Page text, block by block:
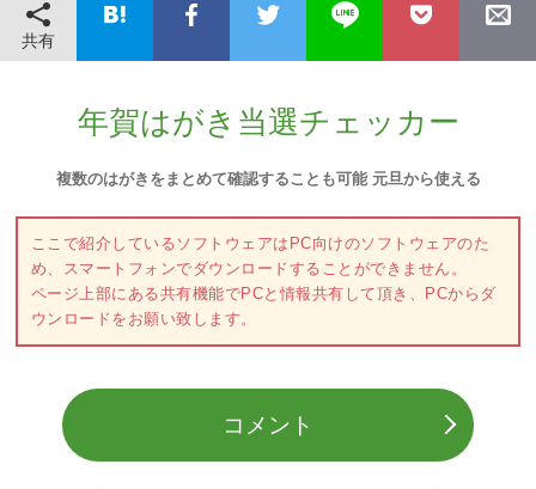
共有
年賀はがき当選チェッカー
複数のはがきをまとめて確認することも可能 元旦から使える
ここで紹介しているソフトウェアはPC向けのソフトウェアのた
め、スマートフォンでダウンロードすることができません。
ページ上部にある共有機能でPCと情報共有して頂き、PCからダ
ウンロードをお願い致します。
コメント